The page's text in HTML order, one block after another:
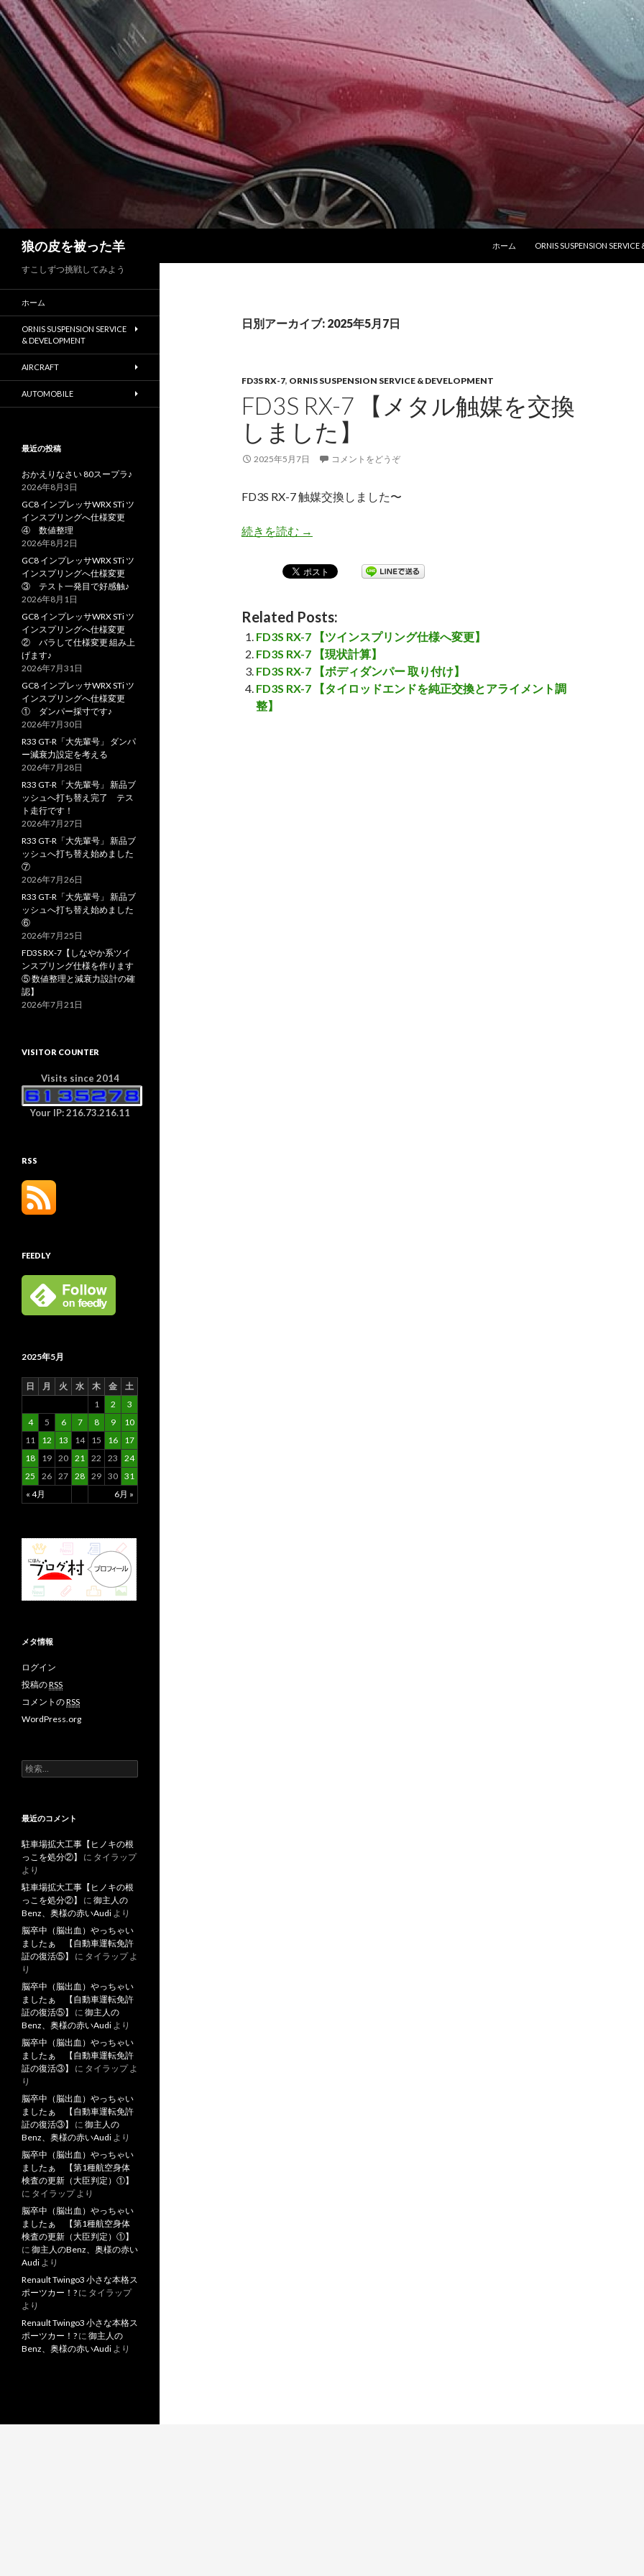
狼の皮を被った羊
ホーム
ORNIS SUSPENSION
日別アーカイブ: 2025年5月7日
FD3S RX-7, ORNIS SUSPENSION SERVICE & DEVELOPMENT
FD3S RX-7 【メタル触媒を交換
しました】
2025年5月7日 コメントをどうぞ
FD3S RX-7 触媒交換しました〜
続きを読む FD3S RX-7 【メタル触媒を交換しました】
→
Related Posts:
FD3S RX-7 【ツインスプリング仕様へ変更】
FD3S RX-7 【現状計算】
FD3S RX-7 【ボディダンパー 取り付け】
FD3S RX-7 【タイロッドエンドを純正交換とアライメント調
整】
すこしずつ挑戦してみよう
ホーム
ORNIS SUSPENSION SERVICE
& DEVELOPMENT
AIRCRAFT
AUTOMOBILE
最近の投稿
おかえりなさい 80スープラ♪
2026年8月3日
GC8 インプレッサWRX STi ツ
インスプリングへ仕様変更
④ 数値整理
2026年8月2日
GC8 インプレッサWRX STi ツ
インスプリングへ仕様変更
③ テスト一発目で好感触♪
2026年8月1日
GC8 インプレッサWRX STi ツ
インスプリングへ仕様変更
② バラして仕様変更 組み上
げます♪
2026年7月31日
GC8 インプレッサWRX STi ツ
インスプリングへ仕様変更
① ダンパー採寸です♪
2026年7月30日
R33 GT-R「大先輩号」 ダンパ
ー減衰力設定を考える
2026年7月28日
R33 GT-R「大先輩号」 新品ブ
ッシュへ打ち替え完了 テス
ト走行です！
2026年7月27日
R33 GT-R「大先輩号」 新品ブ
ッシュへ打ち替え始めました
⑦
2026年7月26日
R33 GT-R「大先輩号」 新品ブ
ッシュへ打ち替え始めました
⑥
2026年7月25日
FD3S RX-7【しなやか系ツイ
ンスプリング仕様を作ります
⑤ 数値整理と減衰力設計の確
認】
2026年7月21日
VISITOR COUNTER
Visits since 2014
Your IP: 216.73.216.11
RSS
FEEDLY
2025年5月
日 月 火 水 木 金 土
« 4月 6月 »
1 2
3
4
5 6 7 8 9
10
11
12 13 14 15 16
17
18
19 20 21 22 23
24
25
26 27 28 29 30 31
メタ情報
ログイン
投稿のRSS
コメントのRSS
WordPress.org
検
索
最近のコメント
駐車場拡大工事【ヒノキの根
っこを処分②】
に タイラップ
より
駐車場拡大工事【ヒノキの根
っこを処分②】
に 御主人の
Benz、奥様の赤いAudi より
脳卒中（脳出血）やっちゃい
ましたぁ 【自動車運転免許
証の復活⑤】
に タイラップよ
り
脳卒中（脳出血）やっちゃい
ましたぁ 【自動車運転免許
証の復活⑤】
に 御主人の
Benz、奥様の赤いAudi より
脳卒中（脳出血）やっちゃい
ましたぁ 【自動車運転免許
証の復活③】
に タイラップよ
り
脳卒中（脳出血）やっちゃい
ましたぁ 【自動車運転免許
証の復活③】
に 御主人の
Benz、奥様の赤いAudi より
脳卒中（脳出血）やっちゃい
ましたぁ 【第1種航空身体
検査の更新（大臣判定）①】
に タイラップより
脳卒中（脳出血）やっちゃい
ましたぁ 【第1種航空身体
検査の更新（大臣判定）①】
に 御主人のBenz、奥様の赤い
Audi より
Renault Twingo3 小さな本格ス
ポーツカー！? に タイラップ
より
Renault Twingo3 小さな本格ス
ポーツカー！? に 御主人の
Benz、奥様の赤いAudi より